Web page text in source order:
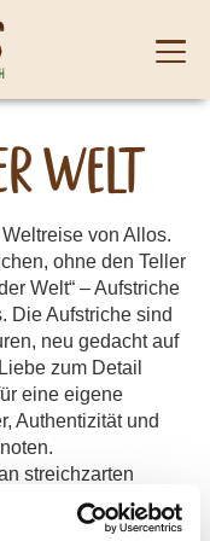
menu
Welt
von Allos.
ohne den Teller
Welt“ – Aufstriche
Die Aufstriche sind
neu gedacht auf
zum Detail
eine eigene
Authentizität und
streichzarten
aufs Brot
Begleiter in der